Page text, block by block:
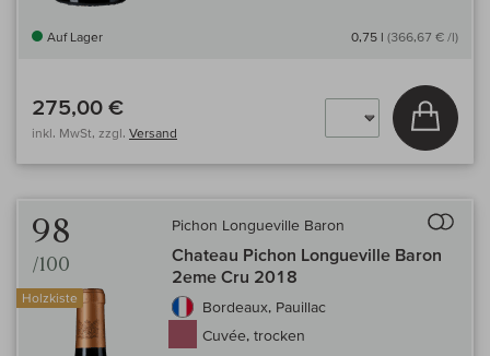
Auf Lager 0,75 l (366,67 € /l)
275,00 €
inkl. MwSt, zzgl. Versand
In
98
/100
Holzkiste
Pichon Longueville Baron
Chateau Pichon Longueville Baron
2eme Cru 2018
Bordeaux, Pauillac
Cuvée, trocken